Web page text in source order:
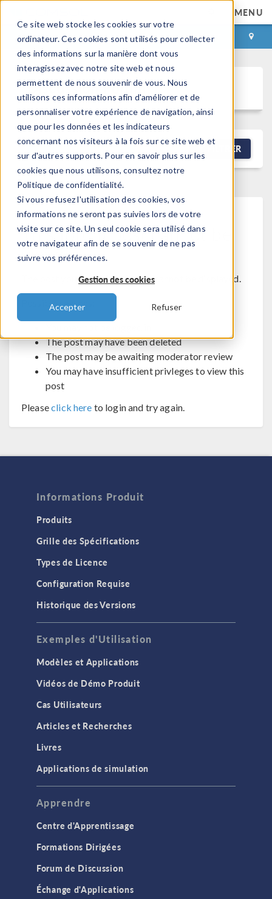
Ce site web stocke les cookies sur votre
ordinateur. Ces cookies sont utilisés pour collecter
des informations sur la manière dont vous
interagissez avec notre site web et nous
permettent de nous souvenir de vous. Nous
utilisons ces informations afin d'améliorer et de
personnaliser votre expérience de navigation, ainsi
que pour les données et les indicateurs
concernant nos visiteurs à la fois sur ce site web et
sur d'autres supports. Pour en savoir plus sur les
cookies que nous utilisons, consultez notre
Politique de confidentialité.
Si vous refusez l'utilisation des cookies, vos
informations ne seront pas suivies lors de votre
visite sur ce site. Un seul cookie sera utilisé dans
votre navigateur afin de se souvenir de ne pas
suivre vos préférences.
Gestion des cookies
Accepter Refuser
MENU
CONNEXION CONTACT
Discussion Forum
FILTRER
This forum post cannot be
viewed
The post you are trying to view cannot be displayed.
Possible reasons:
The post may have been deleted
The post may be awaiting moderator review
You may have insufficient privleges to view this
post
Pleaseclick here to login and try again.
Informations Produit
Produits
Grille des Spécifications
Types de Licence
Configuration Requise
Historique des Versions
Exemples d'Utilisation
Modèles et Applications
Vidéos de Démo Produit
Cas Utilisateurs
Articles et Recherches
Livres
Applications de simulation
Apprendre
Centre d'Apprentissage
Formations Dirigées
Forum de Discussion
Échange d'Applications